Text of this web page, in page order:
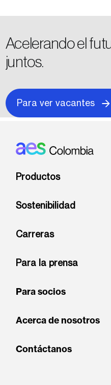
Acelerando el
juntos.
Para ver vacantes
Footer: Colombia
Productos
Sostenibilidad
Carreras
Para la prensa
Para socios
Acerca de nosotros
Contáctanos